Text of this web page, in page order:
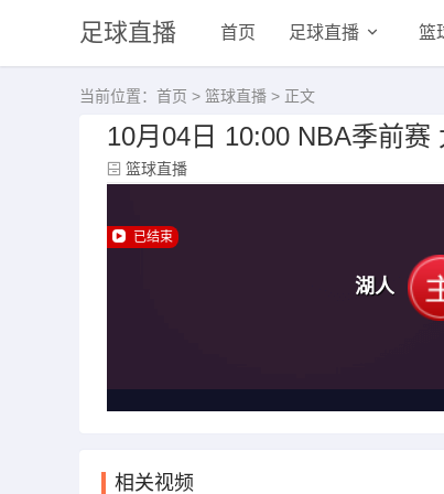
足球直播 首页 足球直播 篮
当前位置： 首页 > 篮球直播 > 正文
10月04日 10:00 NBA季前赛
篮球直播
已结束
湖人
相关视频